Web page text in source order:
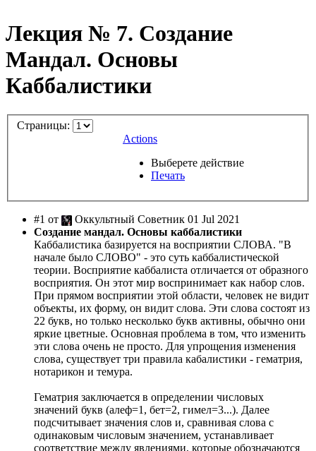
Лекция № 7. Создание
Мандал. Основы
Каббалистики
Страницы:
Actions
Выберете действие
Печать
#1 от
Оккультный Советник 01 Jul 2021
Создание мандал. Основы каббалистики
Каббалистика базируется на восприятии СЛОВА. "В
начале было СЛОВО" - это суть каббалистической
теории. Восприятие каббалиста отличается от образного
восприятия. Он этот мир воспринимает как набор слов.
При прямом восприятии этой области, человек не видит
объекты, их форму, он видит слова. Эти слова состоят из
22 букв, но только несколько букв активны, обычно они
яркие цветные. Основная проблема в том, что изменить
эти слова очень не просто. Для упрощения изменения
слова, существует три правила кабалистики - гематрия,
нотарикон и темура.
Гематрия заключается в определении числовых
значений букв (алеф=1, бет=2, гимел=3...). Далее
подсчитывает значения слов и, сравнивая слова с
одинаковым числовым значением, устанавливает
соответствие между явлениями, которые обозначаются